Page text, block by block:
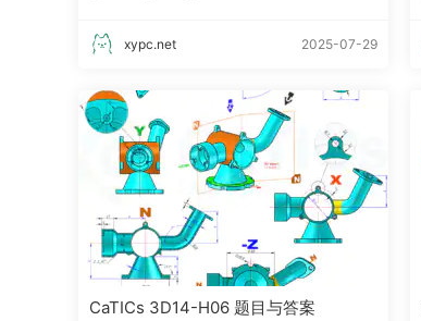
xypc.net 2025-07-29
CaTICs 3D14-H06 题目与答案